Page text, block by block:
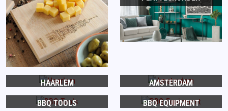
HAARLEM AMSTERDAM
BBQ TOOLS BBQ EQUIPMENT